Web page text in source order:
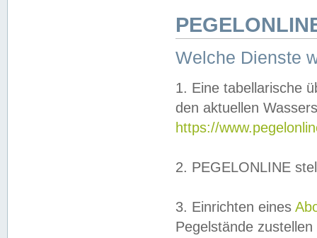
Welche Dienste
1. Eine tabellarische
den aktuellen
https://
2. PEGELONLINE
3. Einrichten eines
Pegelstände